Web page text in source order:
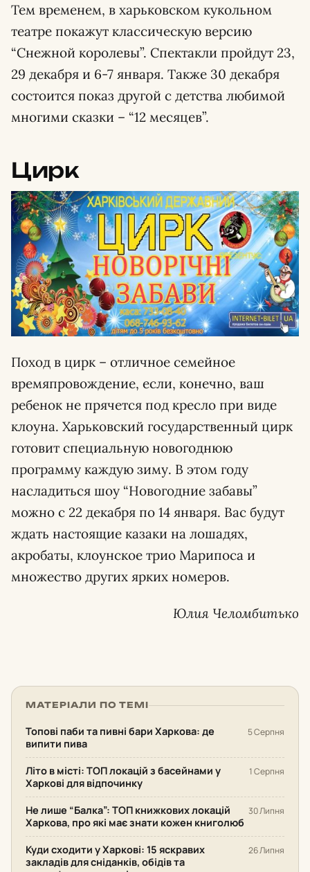
Тем временем, в харьковском кукольном
театре покажут классическую версию
“Снежной королевы”. Спектакли пройдут 23,
29 декабря и 6-7 января. Также 30 декабря
состоится показ другой с детства любимой
многими сказки – “12 месяцев”.
Цирк
Поход в цирк – отличное семейное
времяпровождение, если, конечно, ваш
ребенок не прячется под кресло при виде
клоуна. Харьковский государственный цирк
готовит специальную новогоднюю
программу каждую зиму. В этом году
насладиться шоу “Новогодние забавы”
можно с 22 декабря по 14 января. Вас будут
ждать настоящие казаки на лошадях,
акробаты, клоунское трио Марипоса и
множество других ярких номеров.
Юлия Челомбитько
МАТЕРІАЛИ ПО ТЕМІ
Топові паби та пивні бари Харкова: де
випити пива
5 Серпня
Літо в місті: ТОП локацій з басейнами у
Харкові для відпочинку
1 Серпня
Не лише “Балка”: ТОП книжкових локацій
Харкова, про які має знати кожен книголюб
30 Липня
Куди сходити у Харкові: 15 яскравих
закладів для сніданків, обідів та
26 Липня